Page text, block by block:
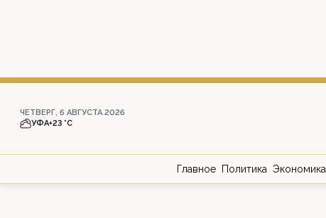
ЧЕТВЕРГ, 6 АВГУСТА 2026
УФА+23 °С
Главное Политика Экономика